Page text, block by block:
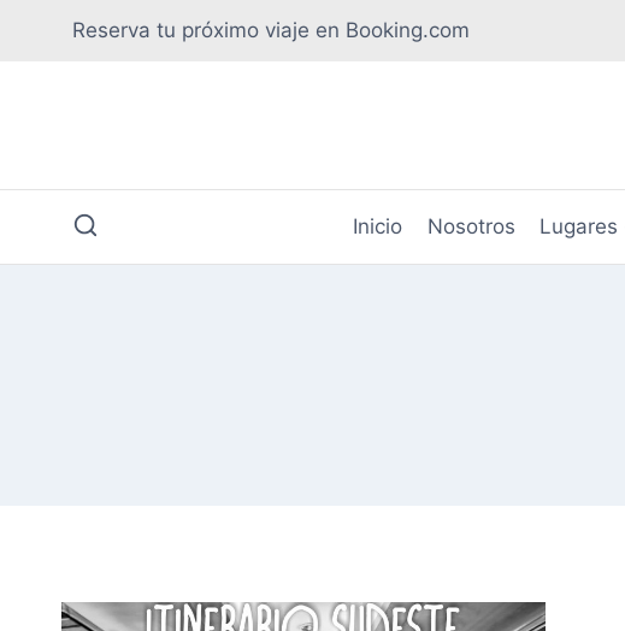
Reserva tu próximo viaje en Booking.com
Inicio Nosotros Lugares